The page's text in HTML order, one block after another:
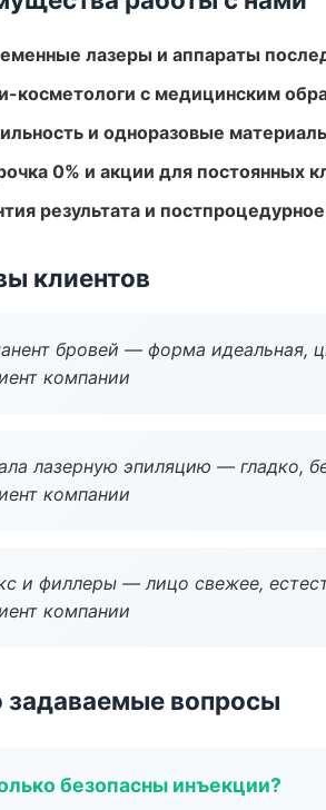
лазеры и аппараты
косметологи с медицинским
и одноразовые
0% и акции для постоянных
результата и
клиентов
бровей — форма идеальная,
компании
лазерную эпиляцию — гладко,
компании
и филлеры — лицо свежее,
компании
задаваемые вопросы
безопасны инъекции?